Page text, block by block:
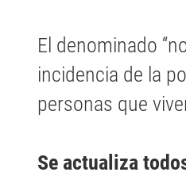
El denominado
incidencia de la
personas que
Se actualiza